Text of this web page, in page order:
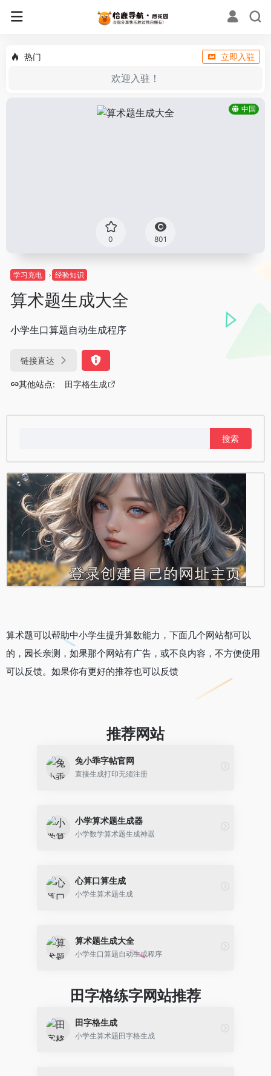
热门 立即入驻
欢迎入驻！
中国
0 801
学习充电 经验知识
算术题生成大全
小学生口算题自动生成程序
链接直达
其他站点: 田字格生成
算术题可以帮助中小学生提升算数能力，下面几个网站都可以
的，园长亲测，如果那个网站有广告，或不良内容，不方便使用
可以反馈。如果你有更好的推荐也可以反馈
推荐网站​​​
兔小乖字帖官网
直接生成打印无须注册
小学算术题生成器
小学数学算术题生成神器
心算口算生成
小学生算术题生成
算术题生成大全
小学生口算题自动生成程序
田字格练字网站推荐
田字格生成
小学生算术题田字格生成